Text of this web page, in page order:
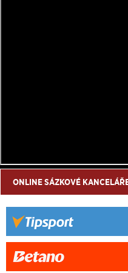
ONLINE SÁZKOVÉ